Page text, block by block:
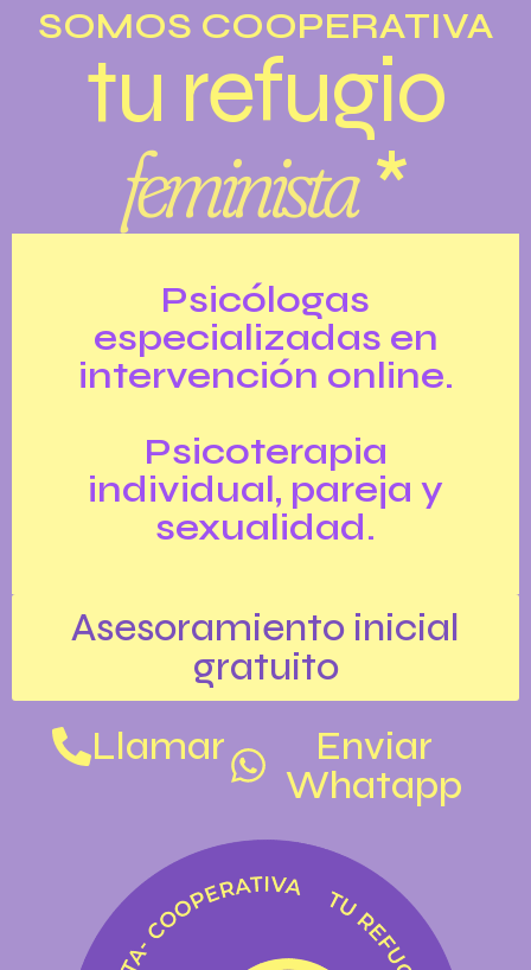
SOMOS COOPERATIVA
tu refugio
feminista*
Psicólogas
especializadas en
intervención online.
Psicoterapia
individual, pareja y
sexualidad.
Asesoramiento inicial
gratuito
Llamar
Enviar
Whatapp